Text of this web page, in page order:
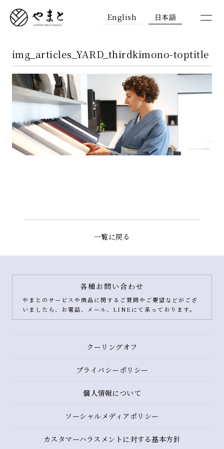
English 日本語
img_articles_YARD_thirdkimono-toptitle
一覧に戻る
各種お問い合わせ
やまとのサービスや商品に関するご質問やご要望などがござ
いましたら、お電話、メール、LINEにて承っております。
クーリングオフ
プライバシーポリシー
個人情報について
ソーシャルメディアポリシー
カスタマーハラスメントに対する基本方針